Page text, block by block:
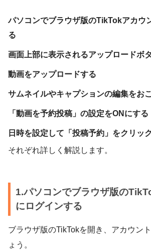
パソコンでブラウザ版のTikTokアカウ
る
画面上部に表示されるアップロードボ
動画をアップロードする
サムネイルやキャプションの編集をお
「動画を予約投稿」の設定をONにする
日時を設定して「投稿予約」をクリッ
それぞれ詳しく解説します。
1.パソコンでブラウザ版の
にログインする
ブラウザ版のTikTokを開き、アカウン
ょう。